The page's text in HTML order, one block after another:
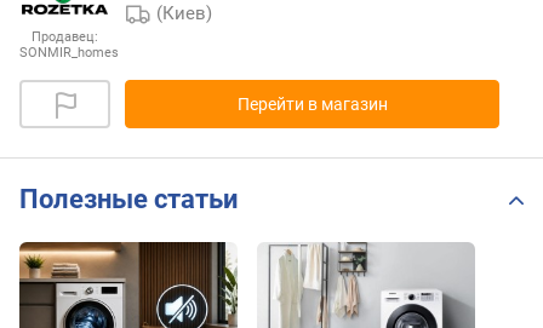
Продавец:
SONMIR_homes
(Киев)
Перейти в магазин
Полезные статьи